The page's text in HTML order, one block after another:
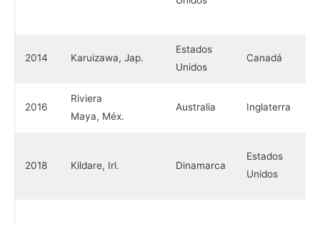
2014 Karuizawa, Jap.
Estados
Unidos
Canadá
2016
Riviera
Maya, Méx.
Australia Inglaterra
2018 Kildare, Irl. Dinamarca
Estados
Unidos